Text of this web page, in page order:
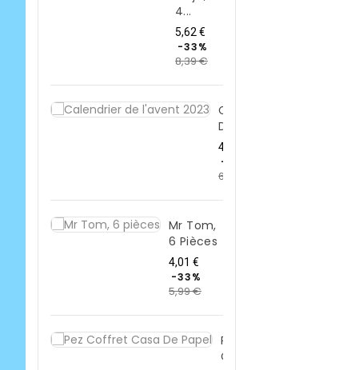
4...
5,62 €
de
base
-33%
8,39 €Prix
Calendrier
De...
4,50 €
-33%
6,71 €
Mr Tom,
6 Pièces
4,01 €
de
base
-33%
5,99 €Prix
Pez
Coffret...